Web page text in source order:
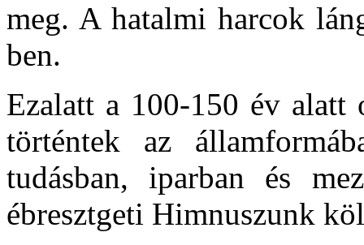
meg. A hatalmi harcok
ben.
Ezalatt a 100-150 év alatt
történtek az
tudásban, iparban és
ébresztgeti Himnuszunk